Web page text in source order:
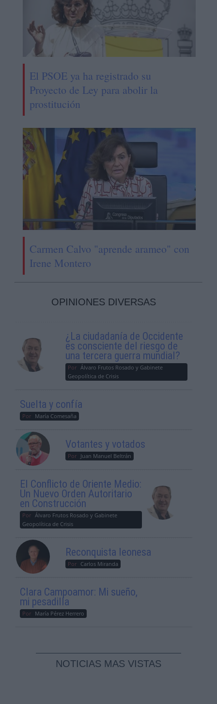
El PSOE ya ha registrado su
Proyecto de Ley para abolir la
prostitución
Carmen Calvo "aprende arameo" con
Irene Montero
OPINIONES DIVERSAS
¿La ciudadanía de Occidente
es consciente del riesgo de
una tercera guerra mundial?
Por Álvaro Frutos Rosado y Gabinete
Geopolítica de Crisis
Suelta y confía
Por María Comesaña
Votantes y votados
Por Juan Manuel Beltrán
El Conflicto de Oriente Medio:
Un Nuevo Orden Autoritario
en Construcción
Por Álvaro Frutos Rosado y Gabinete
Geopolítica de Crisis
Reconquista leonesa
Por Carlos Miranda
Clara Campoamor: Mi sueño,
mi pesadilla
Por María Pérez Herrero
NOTICIAS MAS VISTAS